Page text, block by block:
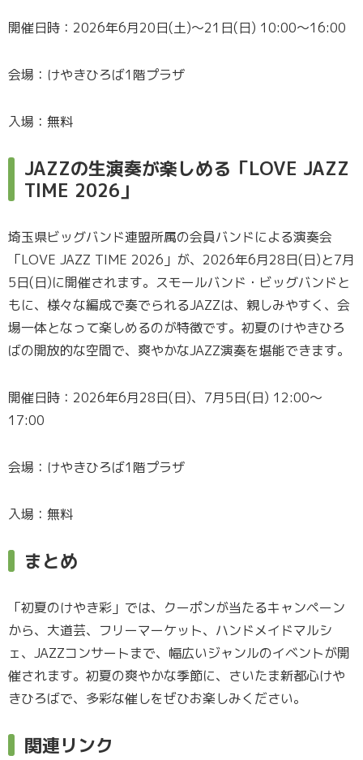
開催日時：2026年6月20日(土)～21日(日) 10:00～16:00
会場：けやきひろば1階プラザ
入場：無料
JAZZの生演奏が楽しめる「LOVE JAZZ
TIME 2026」
埼玉県ビッグバンド連盟所属の会員バンドによる演奏会
「LOVE JAZZ TIME 2026」が、2026年6月28日(日)と7月
5日(日)に開催されます。スモールバンド・ビッグバンドと
もに、様々な編成で奏でられるJAZZは、親しみやすく、会
場一体となって楽しめるのが特徴です。初夏のけやきひろ
ばの開放的な空間で、爽やかなJAZZ演奏を堪能できます。
開催日時：2026年6月28日(日)、7月5日(日) 12:00～
17:00
会場：けやきひろば1階プラザ
入場：無料
まとめ
「初夏のけやき彩」では、クーポンが当たるキャンペーン
から、大道芸、フリーマーケット、ハンドメイドマルシ
ェ、JAZZコンサートまで、幅広いジャンルのイベントが開
催されます。初夏の爽やかな季節に、さいたま新都心けや
きひろばで、多彩な催しをぜひお楽しみください。
関連リンク